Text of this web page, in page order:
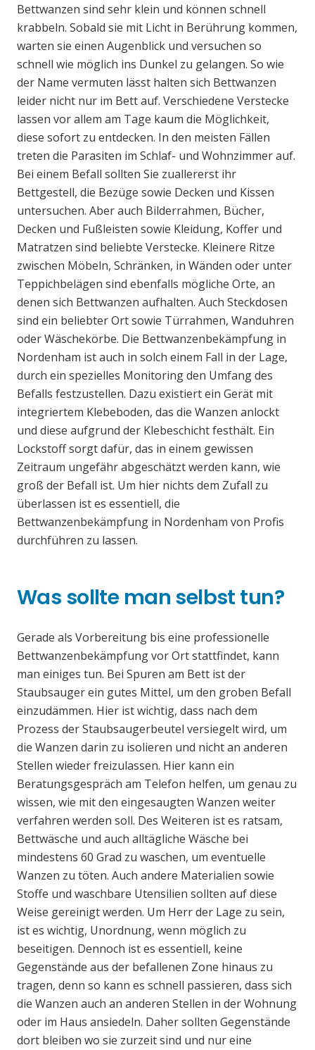
Bettwanzen sind sehr klein und können schnell
krabbeln. Sobald sie mit Licht in Berührung kommen,
warten sie einen Augenblick und versuchen so
schnell wie möglich ins Dunkel zu gelangen. So wie
der Name vermuten lässt halten sich Bettwanzen
leider nicht nur im Bett auf. Verschiedene Verstecke
lassen vor allem am Tage kaum die Möglichkeit,
diese sofort zu entdecken. In den meisten Fällen
treten die Parasiten im Schlaf- und Wohnzimmer auf.
Bei einem Befall sollten Sie zuallererst ihr
Bettgestell, die Bezüge sowie Decken und Kissen
untersuchen. Aber auch Bilderrahmen, Bücher,
Decken und Fußleisten sowie Kleidung, Koffer und
Matratzen sind beliebte Verstecke. Kleinere Ritze
zwischen Möbeln, Schränken, in Wänden oder unter
Teppichbelägen sind ebenfalls mögliche Orte, an
denen sich Bettwanzen aufhalten. Auch Steckdosen
sind ein beliebter Ort sowie Türrahmen, Wanduhren
oder Wäschekörbe. Die Bettwanzenbekämpfung in
Nordenham ist auch in solch einem Fall in der Lage,
durch ein spezielles Monitoring den Umfang des
Befalls festzustellen. Dazu existiert ein Gerät mit
integriertem Klebeboden, das die Wanzen anlockt
und diese aufgrund der Klebeschicht festhält. Ein
Lockstoff sorgt dafür, das in einem gewissen
Zeitraum ungefähr abgeschätzt werden kann, wie
groß der Befall ist. Um hier nichts dem Zufall zu
überlassen ist es essentiell, die
Bettwanzenbekämpfung in Nordenham von Profis
durchführen zu lassen.
Was sollte man selbst tun?
Gerade als Vorbereitung bis eine professionelle
Bettwanzenbekämpfung vor Ort stattfindet, kann
man einiges tun. Bei Spuren am Bett ist der
Staubsauger ein gutes Mittel, um den groben Befall
einzudämmen. Hier ist wichtig, dass nach dem
Prozess der Staubsaugerbeutel versiegelt wird, um
die Wanzen darin zu isolieren und nicht an anderen
Stellen wieder freizulassen. Hier kann ein
Beratungsgespräch am Telefon helfen, um genau zu
wissen, wie mit den eingesaugten Wanzen weiter
verfahren werden soll. Des Weiteren ist es ratsam,
Bettwäsche und auch alltägliche Wäsche bei
mindestens 60 Grad zu waschen, um eventuelle
Wanzen zu töten. Auch andere Materialien sowie
Stoffe und waschbare Utensilien sollten auf diese
Weise gereinigt werden. Um Herr der Lage zu sein,
ist es wichtig, Unordnung, wenn möglich zu
beseitigen. Dennoch ist es essentiell, keine
Gegenstände aus der befallenen Zone hinaus zu
tragen, denn so kann es schnell passieren, dass sich
die Wanzen auch an anderen Stellen in der Wohnung
oder im Haus ansiedeln. Daher sollten Gegenstände
dort bleiben wo sie zurzeit sind und nur eine